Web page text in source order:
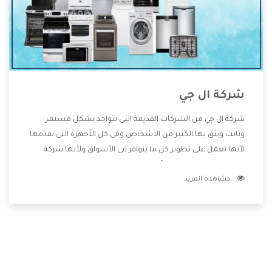
شركة ال جي
شركة ال جي من الشركات القديمة التى تتواجد بشكل مستمر
وثابت ويثق بها الكثير من الاشخاص وفى كل الأجهزة التى تقدمها
لأنها تعمل على تطوير كل ما يتوافر فى الأسواق ولأنها شركة
وتقدم للعملاء أقوى العروض والخصومات التى تسهل على
مشاهدة المزيد